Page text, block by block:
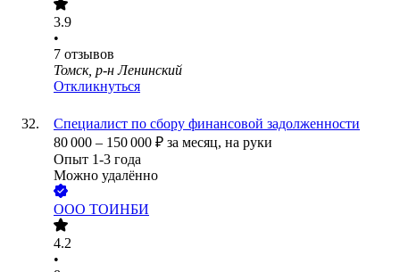
3.9
•
7 отзывов
Томск, р-н Ленинский
Откликнуться
Специалист по сбору финансовой задолженности
80 000 – 150 000 ₽ за месяц, на руки
Опыт 1-3 года
Можно удалённо
ООО ТОИНБИ
4.2
•